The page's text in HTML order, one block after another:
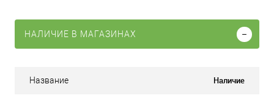
НАЛИЧИЕ В МАГАЗИНАХ
Название Наличие